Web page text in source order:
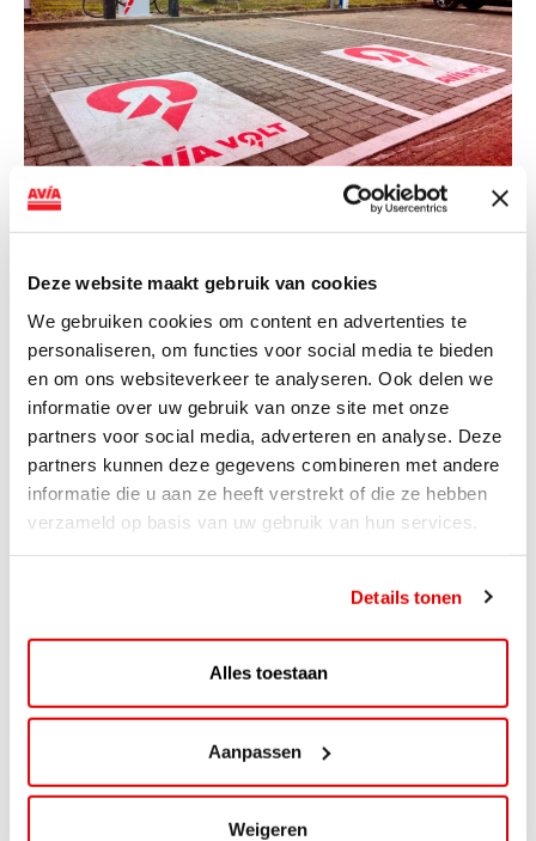
Deze website maakt gebruik van cookies
We gebruiken cookies om content en advertenties te
personaliseren, om functies voor social media te bieden
en om ons websiteverkeer te analyseren. Ook delen we
informatie over uw gebruik van onze site met onze
partners voor social media, adverteren en analyse. Deze
partners kunnen deze gegevens combineren met andere
informatie die u aan ze heeft verstrekt of die ze hebben
verzameld op basis van uw gebruik van hun services.
Details tonen
Alles toestaan
Aanpassen
Weigeren
NIEUWS
landelijke uitrol van DC-
snellaadinfrastructuur
AVIA VOLT en Fletcher Hotels starten landelijke uitrol
Lees verder